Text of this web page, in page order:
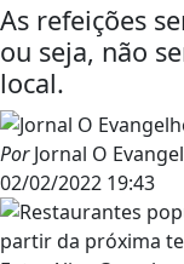
As refeições
ou seja, não
local.
PorJornal O
02/02/2022 19:43